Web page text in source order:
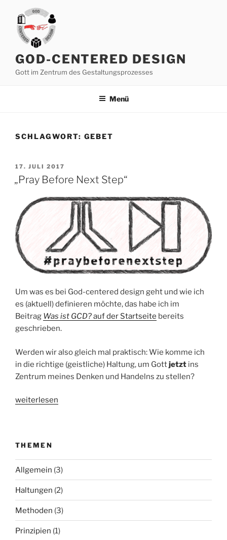
Inhalt
springen
GOD-CENTERED DESIGN
Gott im Zentrum des Gestaltungsprozesses
Menü
SCHLAGWORT: GEBET
VERÖFFENTLICHT
AM
17. JULI 2017
„Pray Before Next Step“
Um was es bei God-centered design geht und wie ich
es (aktuell) definieren möchte, das habe ich im
Beitrag Was ist GCD?auf der Startseite bereits
geschrieben.
Werden wir also gleich mal praktisch: Wie komme ich
in die richtige (geistliche) Haltung, um Gottjetzt ins
Zentrum meines Denken und Handelns zu stellen?
„„Pray
weiterlesen
THEMEN
Allgemein (3)
Haltungen (2)
Methoden (3)
Prinzipien (1)